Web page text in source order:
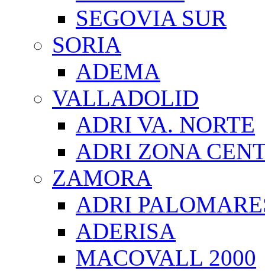
SEGOVIA SUR
SORIA
ADEMA
VALLADOLID
ADRI VA. NORTE
ADRI ZONA
ZAMORA
ADRI
ADERISA
MACOVALL 2000